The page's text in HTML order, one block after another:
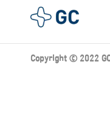
Copyright ⓒ 2022